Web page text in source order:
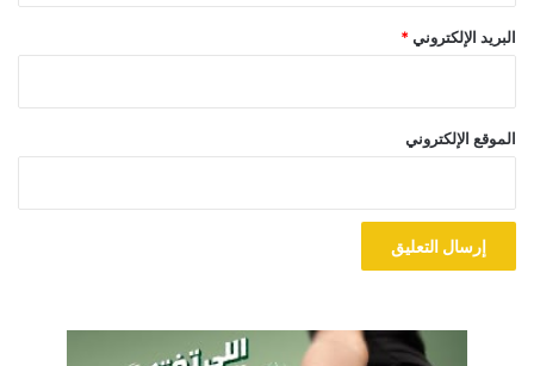
البريد الإلكتروني *
الموقع الإلكتروني